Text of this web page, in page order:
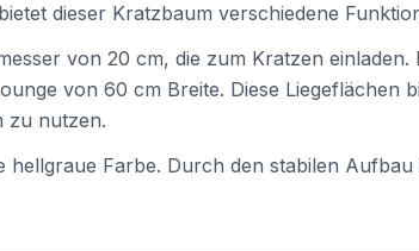
dieser Kratzbaum verschiedene
von 20 cm, die zum Kratzen
von 60 cm Breite. Diese Liegeflächen
zu nutzen.
hellgraue Farbe. Durch den stabilen